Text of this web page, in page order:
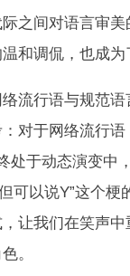
之间对语言审
和调侃，也成为
行语与规范语
对于网络流行
处于动态演变中
可以说Y”这个梗
让我们在笑声中
。